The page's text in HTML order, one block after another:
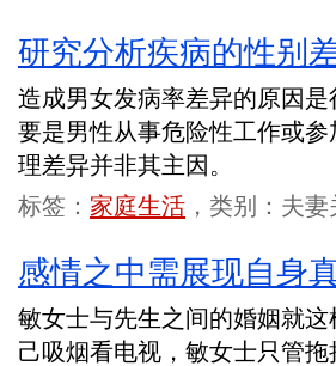
研究分析疾病的性别
造成男女发病率差异的原因
要是男性从事危险性工作或
理差异并非其主因。
标签： 家庭生活 ，类别：夫妻
感情之中需展现自身
敏女士与先生之间的婚姻就
己吸烟看电视，敏女士只管